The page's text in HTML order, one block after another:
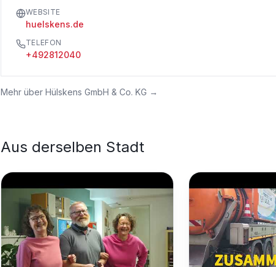
WEBSITE
huelskens.de
TELEFON
+492812040
Mehr über Hülskens GmbH & Co. KG →
Aus derselben Stadt